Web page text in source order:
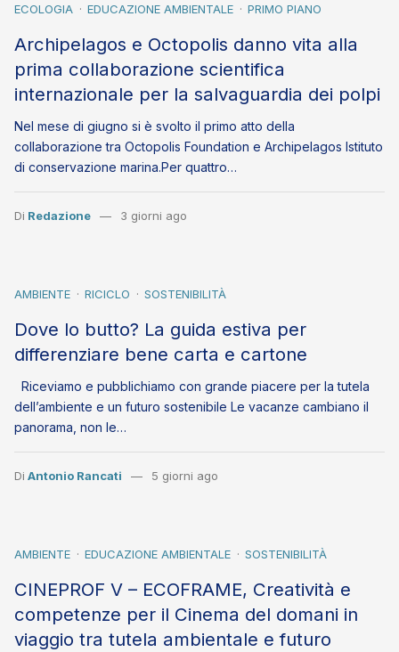
ECOLOGIA EDUCAZIONE AMBIENTALE PRIMO PIANO
Archipelagos e Octopolis danno vita alla
prima collaborazione scientifica
internazionale per la salvaguardia dei polpi
Nel mese di giugno si è svolto il primo atto della
collaborazione tra Octopolis Foundation e Archipelagos Istituto
di conservazione marina.Per quattro…
Di Redazione 3 giorni ago
AMBIENTE RICICLO SOSTENIBILITÀ
Dove lo butto? La guida estiva per
differenziare bene carta e cartone
Riceviamo e pubblichiamo con grande piacere per la tutela
dell’ambiente e un futuro sostenibile Le vacanze cambiano il
panorama, non le…
Di Antonio Rancati 5 giorni ago
AMBIENTE EDUCAZIONE AMBIENTALE SOSTENIBILITÀ
CINEPROF V – ECOFRAME, Creatività e
competenze per il Cinema del domani in
viaggio tra tutela ambientale e futuro